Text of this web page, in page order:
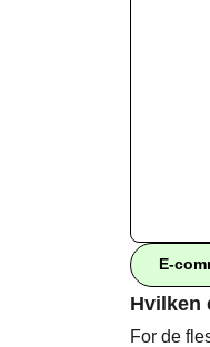
E-
Hvilken
For de